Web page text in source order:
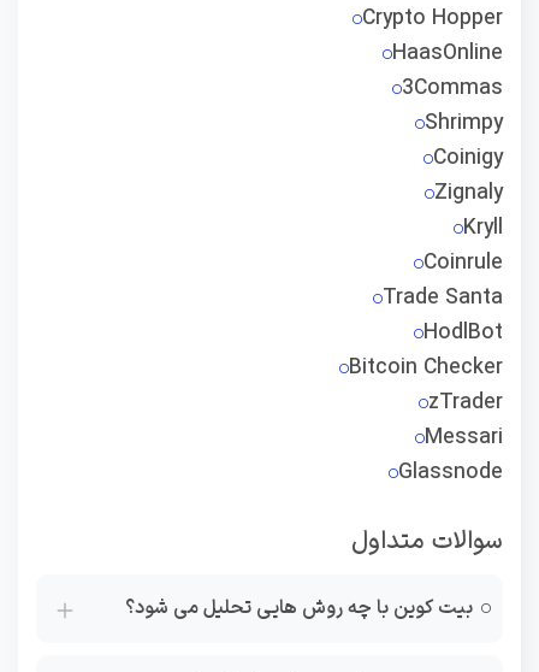
Crypto Hopper
HaasOnline
3Commas
Shrimpy
Coinigy
Zignaly
Kryll
Coinrule
Trade Santa
HodlBot
Bitcoin Checker
zTrader
Messari
Glassnode
سوالات متداول
بیت کوین با چه روش هایی تحلیل می شود؟